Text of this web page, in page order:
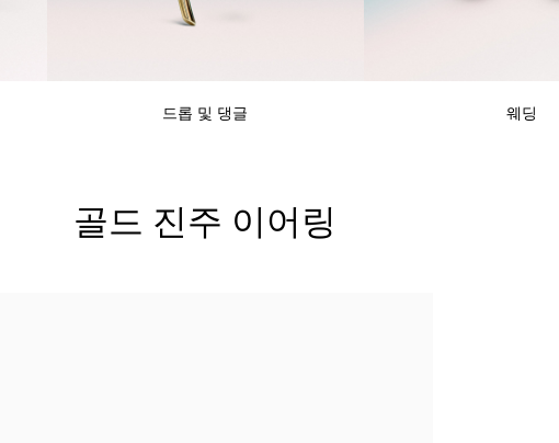
드롭 및 댕글 웨딩
골드 진주 이어링